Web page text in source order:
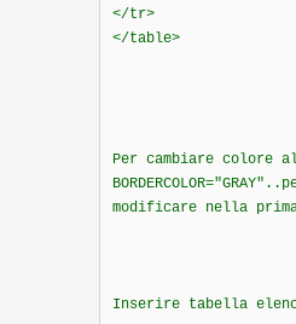
</tr>
</table>
Per cambiare colore
modificare nella
Inserire tabella